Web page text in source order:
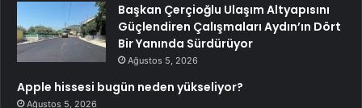
Başkan Çerçioğlu Ulaşım Altyapısını
Güçlendiren Çalışmaları Aydın’ın Dört
Bir Yanında Sürdürüyor
Ağustos 5, 2026
Apple hissesi bugün neden yükseliyor?
Ağustos 5, 2026